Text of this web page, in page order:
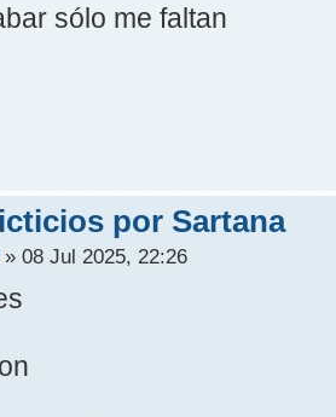
sólo me faltan
por Sartana
» 08 Jul 2025, 22:26